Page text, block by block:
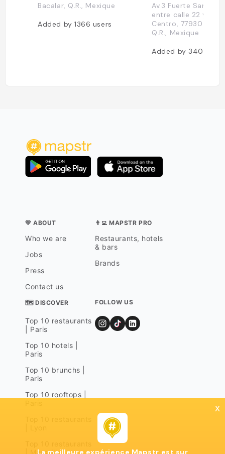
Bacalar, Q.R., Mexique
Added by1366 users
Av.3 Fuerte San
entre calle 22 y
Centro, 77930
Q.R., Mexique
Added by 340
💛 ABOUT
Who we are
Jobs
Press
Contact us
👨‍💻 MAPSTR PRO
Restaurants, hotels
& bars
Brands
🗺 DISCOVER
Top 10 restaurants
| Paris
Top 10 hotels |
Paris
Top 10 brunchs |
Paris
Top 10 rooftops |
| Marseille
FOLLOW US
x
La meilleure expérience Mapstr est sur